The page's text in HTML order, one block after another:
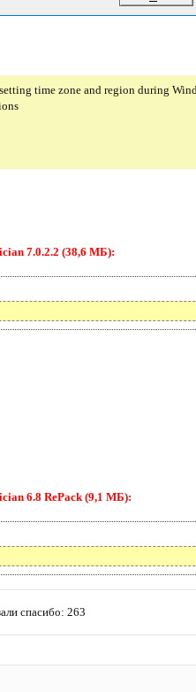
time zone and region during
7.0.2.2 (38,6 МБ):
6.8 RePack (9,1 МБ):
спасибо: 263